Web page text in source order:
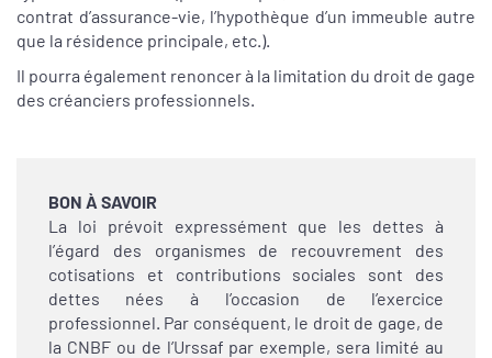
contrat d’assurance-vie, l’hypothèque d’un immeuble autre
que la résidence principale, etc.).
Il pourra également renoncer à la limitation du droit de gage
des créanciers professionnels.
BON À SAVOIR
La loi prévoit expressément que les dettes à
l’égard des organismes de recouvrement des
cotisations et contributions sociales sont des
dettes nées à l’occasion de l’exercice
professionnel. Par conséquent, le droit de gage, de
la CNBF ou de l’Urssaf par exemple, sera limité au